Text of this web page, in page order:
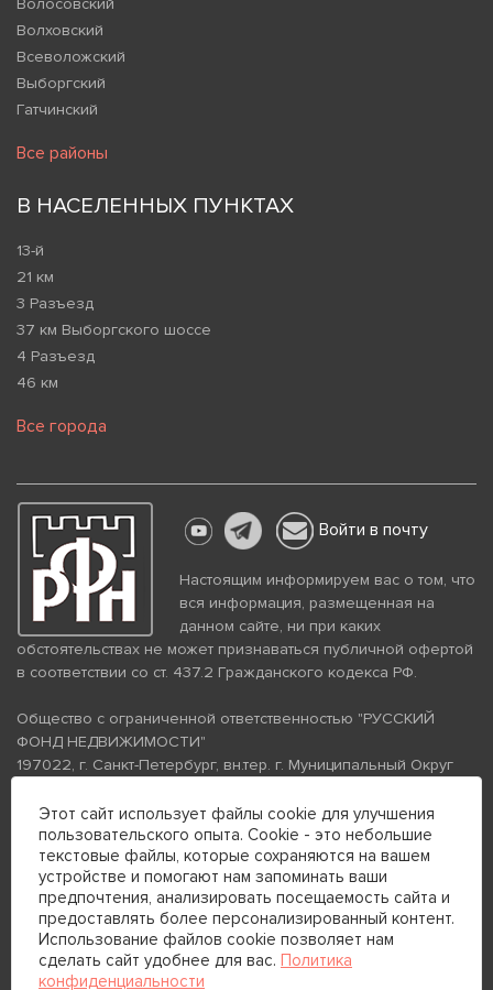
Волосовский
Волховский
Всеволожский
Выборгский
Гатчинский
Все районы
В НАСЕЛЕННЫХ ПУНКТАХ
13-й
21 км
3 Разъезд
37 км Выборгского шоссе
4 Разъезд
46 км
Все города
Войти в почту
Настоящим информируем вас о том, что
вся информация, размещенная на
данном сайте, ни при каких
обстоятельствах не может признаваться публичной офертой
в соответствии со ст. 437.2 Гражданского кодекса РФ.
Общество с ограниченной ответственностью "РУССКИЙ
ФОНД НЕДВИЖИМОСТИ"
197022, г. Санкт-Петербург, вн.тер. г. Муниципальный Округ
помещение 26Н, комната 103
ИНН 7813672570 КПП 781301001 ОГРН 1237800058870
Политика конфиденциальности
Политика обработки
персональных данных
Телефон для связи:
+7 (812) 200-99-98
+7 (812) 200-88-89
Этот сайт использует файлы cookie для улучшения
пользовательского опыта. Cookie - это небольшие
текстовые файлы, которые сохраняются на вашем
устройстве и помогают нам запоминать ваши
предпочтения, анализировать посещаемость сайта и
предоставлять более персонализированный контент.
Использование файлов cookie позволяет нам
сделать сайт удобнее для вас. Политика
конфиденциальности